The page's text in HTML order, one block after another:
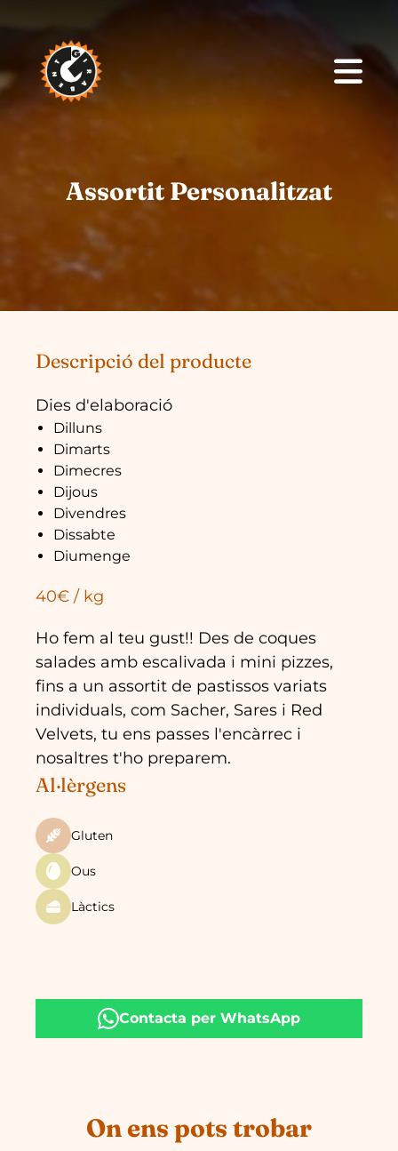
Assortit Personalitzat
Descripció del producte
Dies d'elaboració
Dilluns
Dimarts
Dimecres
Dijous
Divendres
Dissabte
Diumenge
40€ / kg
Ho fem al teu gust!! Des de coques
salades amb escalivada i mini pizzes,
fins a un assortit de pastissos variats
individuals, com Sacher, Sares i Red
Velvets, tu ens passes l'encàrrec i
nosaltres t'ho preparem.
Al·lèrgens
Gluten
Ous
Làctics
Contacta per WhatsApp
On ens pots trobar